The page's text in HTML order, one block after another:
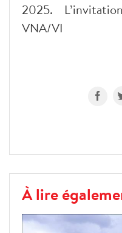
2025.
VNA/VI
À lire